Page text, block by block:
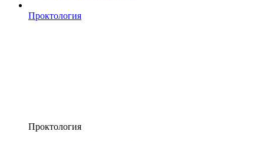
Проктология
Проктология